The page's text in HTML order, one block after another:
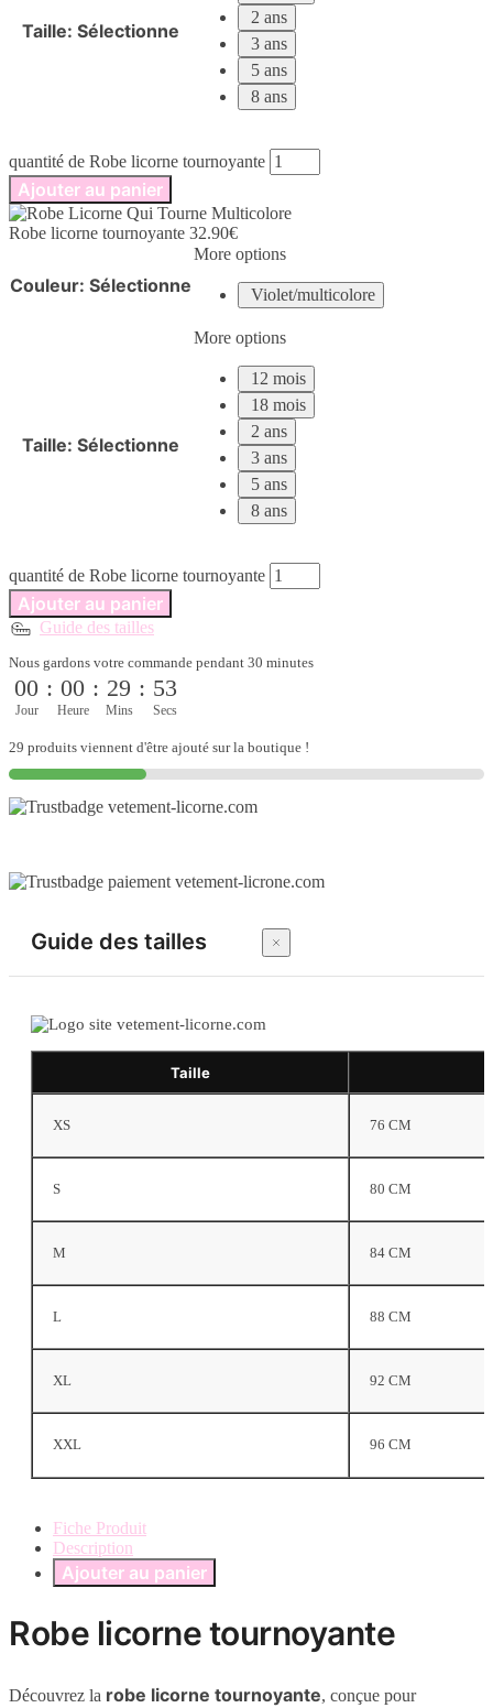
Taille: Sélectionne
2 ans
3 ans
5 ans
8 ans
quantité de Robe licorne tournoyante
Ajouter au panier
Robe licorne tournoyante 32.90€
Couleur: Sélectionne
More options
Violet/multicolore
Taille: Sélectionne
More options
12 mois
18 mois
2 ans
3 ans
5 ans
8 ans
quantité de Robe licorne tournoyante
Ajouter au panier
Guide des tailles
Nous gardons votre commande pendant 30 minutes
00
Jour
: 00
Heure
: 29
Mins
: 53
Secs
29 produits viennent d'être ajouté sur la boutique !
Guide des tailles
Taille
XS 76 CM
S 80 CM
M 84 CM
L 88 CM
XL 92 CM
XXL 96 CM
Fiche Produit
Description
Ajouter au panier
Robe licorne tournoyante
Découvrez la robe licorne tournoyante, conçue pour